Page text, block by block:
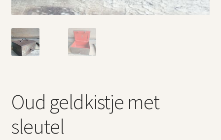
Oud geldkistje met
sleutel